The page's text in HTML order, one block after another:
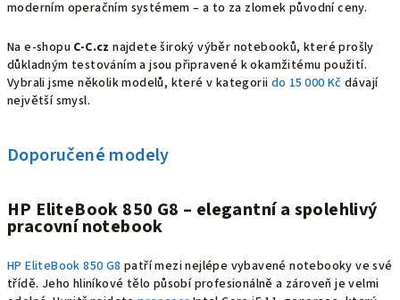
moderním operačním systémem – a to za zlomek původní ceny.
Na e‑shopu C‑C.cz najdete široký výběr notebooků, které prošly
důkladným testováním a jsou připravené k okamžitému použití.
Vybrali jsme několik modelů, které v kategorii do 15 000 Kč dávají
největší smysl.
Doporučené modely
HP EliteBook 850 G8 – elegantní a spolehlivý
pracovní notebook
HP EliteBook 850 G8 patří mezi nejlépe vybavené notebooky ve své
třídě. Jeho hliníkové tělo působí profesionálně a zároveň je velmi